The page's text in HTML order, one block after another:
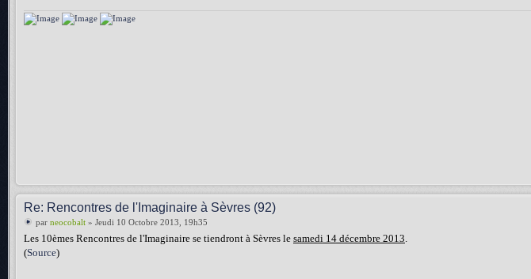
Re: Rencontres de l'Imaginaire à Sèvres (92)
par neocobalt » Jeudi 10 Octobre 2013, 19h35
Les 10èmes Rencontres de l'Imaginaire se tiendront à Sèvres le samedi 14 décembre 2013.
(Source)